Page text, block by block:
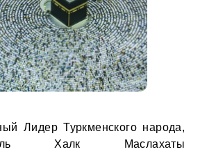
Лидер Туркменского народа,
Халк Маслахаты